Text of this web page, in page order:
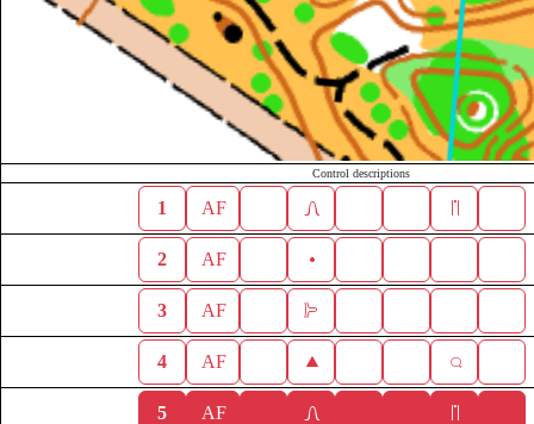
Control descriptions
1 AF
2 AF
3 AF
4 AF
5 AF